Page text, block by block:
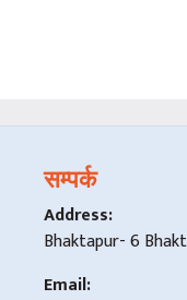
सम्पर्क
Address:
Bhaktapur- 6
Email: